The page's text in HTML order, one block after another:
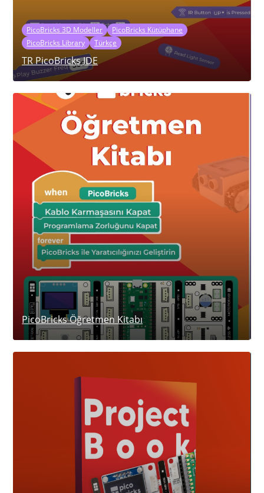
PicoBricks 3D Modeller
PicoBricks Kütüphane
PicoBricks Library
Türkçe
TR PicoBricks IDE
PicoBricks Öğretmen Kitabı